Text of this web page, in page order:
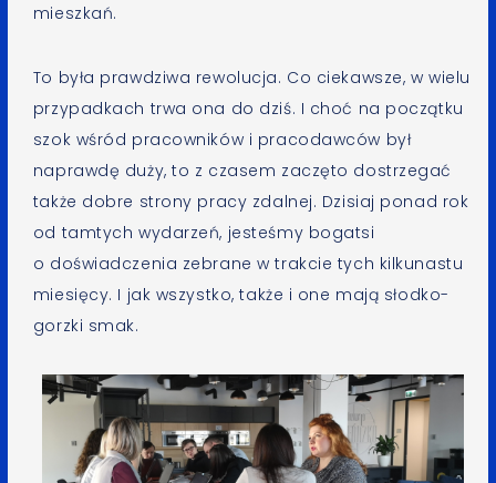
mieszkań.
To była prawdziwa rewolucja. Co ciekawsze, w wielu
przypadkach trwa ona do dziś. I choć na początku
szok wśród pracowników i pracodawców był
naprawdę duży, to z czasem zaczęto dostrzegać
także dobre strony pracy zdalnej. Dzisiaj ponad rok
od tamtych wydarzeń, jesteśmy bogatsi
o doświadczenia zebrane w trakcie tych kilkunastu
miesięcy. I jak wszystko, także i one mają słodko-
gorzki smak.